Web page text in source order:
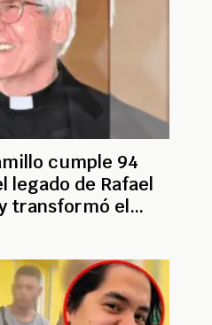
cumple 94
legado de Rafael
transformó el